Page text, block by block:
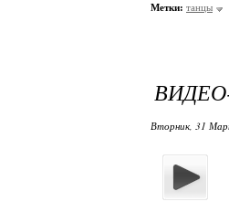
Метки: танцы
Вторник, 31